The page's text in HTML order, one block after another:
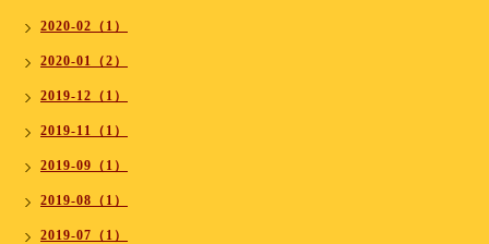
2020-02（1）
2020-01（2）
2019-12（1）
2019-11（1）
2019-09（1）
2019-08（1）
2019-07（1）